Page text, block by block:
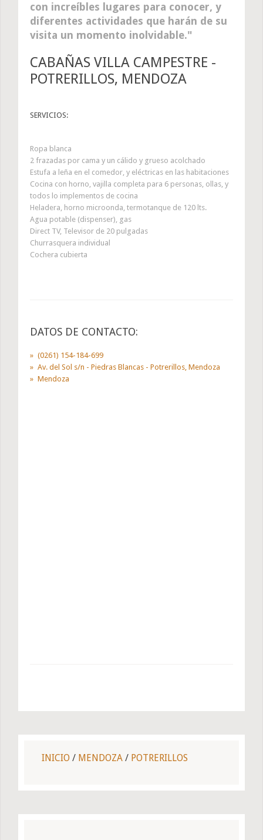
con increíbles lugares para conocer, y
diferentes actividades que harán de su
visita un momento inolvidable.
CABAÑAS VILLA CAMPESTRE -
POTRERILLOS, MENDOZA
SERVICIOS:
Ropa blanca
2 frazadas por cama y un cálido y grueso acolchado
Estufa a leña en el comedor, y eléctricas en las habitaciones
Cocina con horno, vajilla completa para 6 personas, ollas, y
todos lo implementos de cocina
Heladera, horno microonda, termotanque de 120 lts.
Agua potable (dispenser), gas
Direct TV, Televisor de 20 pulgadas
Churrasquera individual
Cochera cubierta
DATOS DE CONTACTO:
(0261) 154-184-699
Av. del Sol s/n - Piedras Blancas - Potrerillos, Mendoza
Mendoza
INICIO / MENDOZA / POTRERILLOS